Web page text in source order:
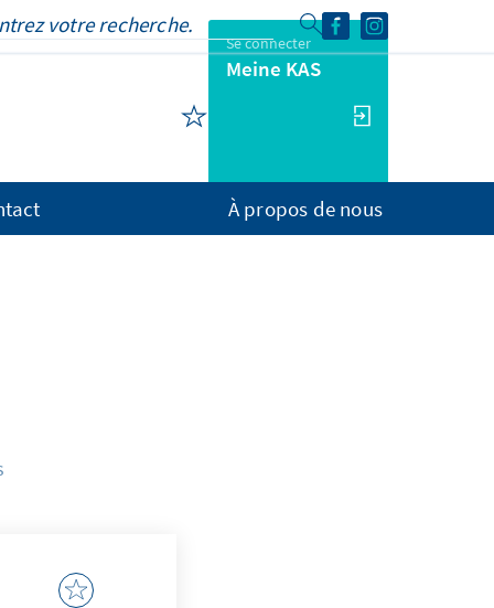
Se connecter
Meine KAS
À propos de nous